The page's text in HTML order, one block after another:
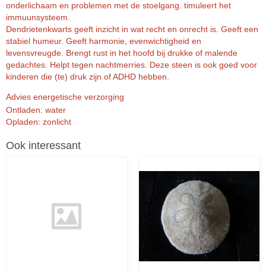
onderlichaam en problemen met de stoelgang. timuleert het
immuunsysteem.
Dendrietenkwarts geeft inzicht in wat recht en onrecht is. Geeft een
stabiel humeur. Geeft harmonie, evenwichtigheid en
levensvreugde. Brengt rust in het hoofd bij drukke of malende
gedachtes. Helpt tegen nachtmerries. Deze steen is ook goed voor
kinderen die (te) druk zijn of ADHD hebben.
Advies energetische verzorging
Ontladen: water
Opladen: zonlicht
Ook interessant